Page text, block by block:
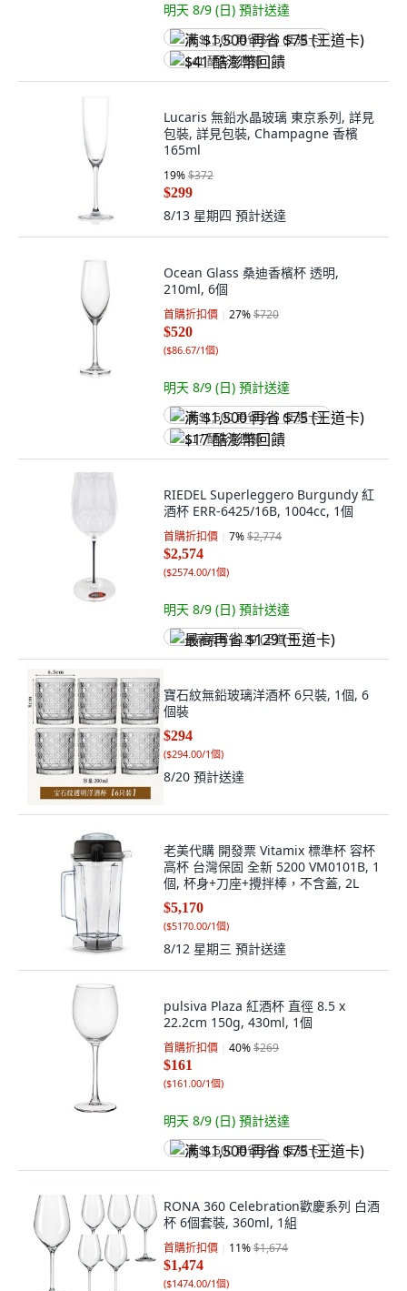
明天 8/9 (日) 預計送達
满 $1,500 再省 $75 (王道卡)
$41 酷澎幣回饋
Lucaris 無鉛水晶玻璃 東京系列, 詳見
包裝, 詳見包裝, Champagne 香檳
165ml
19%$372
$299
8/13 星期四 預計送達
Ocean Glass 桑迪香檳杯 透明,
210ml, 6個
首購折扣價 27%$720
$520
($86.67/1個)
明天 8/9 (日) 預計送達
满 $1,500 再省 $75 (王道卡)
$17 酷澎幣回饋
RIEDEL Superleggero Burgundy 紅
酒杯 ERR-6425/16B, 1004cc, 1個
首購折扣價 7%$2,774
$2,574
($2574.00/1個)
明天 8/9 (日) 預計送達
最高再省 $129 (王道卡)
寶石紋無鉛玻璃洋酒杯 6只裝, 1個, 6
個裝
$294
($294.00/1個)
8/20 預計送達
老美代購 開發票 Vitamix 標準杯 容杯
高杯 台灣保固 全新 5200 VM0101B, 1
個, 杯身+刀座+攪拌棒，不含蓋, 2L
$5,170
($5170.00/1個)
8/12 星期三 預計送達
pulsiva Plaza 紅酒杯 直徑 8.5 x
22.2cm 150g, 430ml, 1個
首購折扣價 40%$269
$161
($161.00/1個)
明天 8/9 (日) 預計送達
满 $1,500 再省 $75 (王道卡)
RONA 360 Celebration歡慶系列 白酒
杯 6個套裝, 360ml, 1組
首購折扣價 11%$1,674
$1,474
($1474.00/1個)